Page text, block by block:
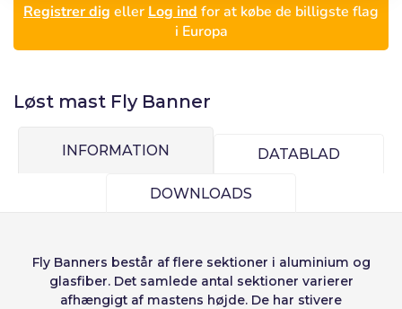
Bruger (VAT):
Vælg dit sprog
Registrer dig eller Log ind for at købe de billigste flag
i Europa
Løst mast Fly Banner
INFORMATION DATABLAD
DOWNLOADS
Fly Banners består af flere sektioner i aluminium og
glasfiber. Det samlede antal sektioner varierer
afhængigt af mastens højde. De har stivere